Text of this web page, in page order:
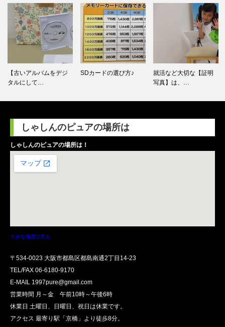
【古いアルバムをデジ
タルにして…
SDカードの選び方♪
就活など大切な【証明
写真】は、…
しゃしんのピュアの場所は
しゃしんのピュアの場所は！
大きな地図で見る
〒534-0023 大阪市都島区都島南通2丁目14-23
TEL/FAX 06-6180-9170
E-MAIL 1997pure@gmail.com
営業時間 月～金 午前10時～午後6時
休業日 土曜日、日曜日、祝日は休業です。
アクセス 最寄り駅「京橋」より徒歩8分。